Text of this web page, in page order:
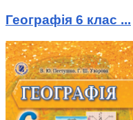
Географія 6 клас ...